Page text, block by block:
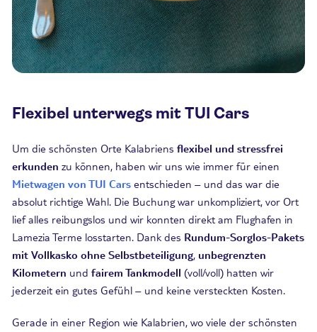
Flexibel unterwegs mit TUI Cars
Um die schönsten Orte Kalabriens flexibel und stressfrei
erkunden zu können, haben wir uns wie immer für einen
Mietwagen von TUI Cars entschieden – und das war die
absolut richtige Wahl. Die Buchung war unkompliziert, vor Ort
lief alles reibungslos und wir konnten direkt am Flughafen in
Lamezia Terme losstarten. Dank des Rundum-Sorglos-Pakets
mit Vollkasko ohne Selbstbeteiligung, unbegrenzten
Kilometern und fairem Tankmodell (voll/voll) hatten wir
jederzeit ein gutes Gefühl – und keine versteckten Kosten.
Gerade in einer Region wie Kalabrien, wo viele der schönsten